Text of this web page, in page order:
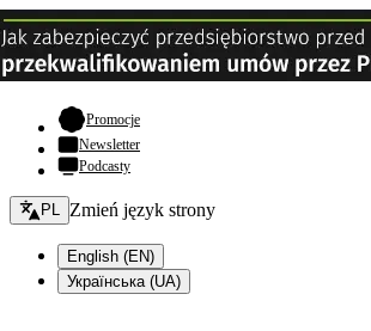
Promocje- otwiera się w nowej karcie
Newsletter
Podcasty
Zmień język - bieżący:
PL Zmień język strony
English (EN)
Українська (UA)